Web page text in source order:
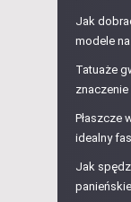
Jak
modele
Tatuaże
Płaszcze
idealny
Jak